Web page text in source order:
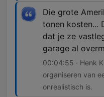
Die grote
tonen kosten...
dat je ze
garage al
00:04:55 · Henk
organiseren van
onrealistisch is.